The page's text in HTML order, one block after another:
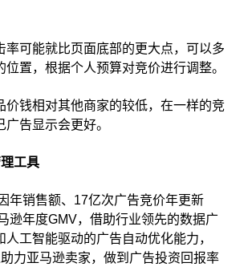
率可能就比页面底部的更大点，可以多
位置，根据个人预算对竞价进行调整。
价钱相对其他商家的较低，在一样的竞
告显示会更好。
工具
年销售额、17亿次广告竞价年更新
逊年度GMV，借助行业领先的数据广
人工智能驱动的广告自动优化能力，
力亚马逊卖家，做到广告投资回报率